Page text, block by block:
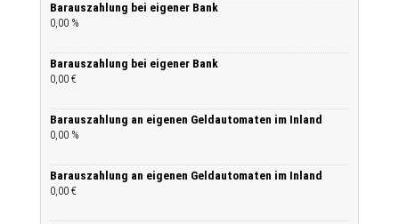
Barauszahlung bei eigener Bank
0,00 %
Barauszahlung bei eigener Bank
0,00 €
Barauszahlung an eigenen Geldautomaten im Inland
0,00 %
Barauszahlung an eigenen Geldautomaten im Inland
0,00 €